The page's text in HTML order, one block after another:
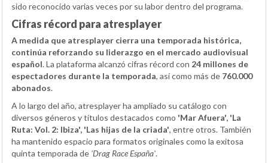
sido reconocido varias veces por su labor dentro del programa.
Cifras récord para atresplayer
A medida que atresplayer cierra una temporada histórica,
continúa reforzando su liderazgo en el mercado audiovisual
español. La plataforma alcanzó cifras récord con 24 millones de
espectadores durante la temporada, así como más de 760.000
abonados.
A lo largo del año, atresplayer ha ampliado su catálogo con
diversos géneros y títulos destacados como 'Mar Afuera', 'La
Ruta: Vol. 2: Ibiza', 'Las hijas de la criada', entre otros. También
ha mantenido espacio para formatos originales como la exitosa
quinta temporada de 'Drag Race España'.